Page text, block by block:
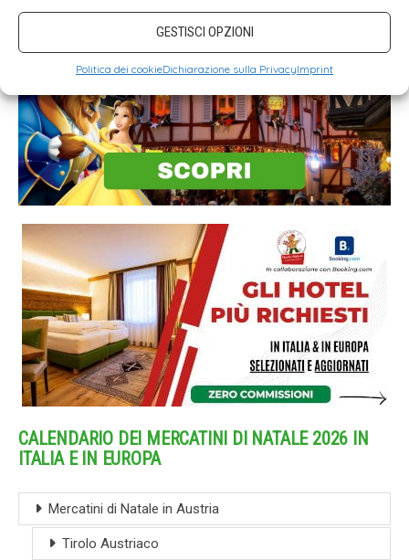
GESTISCI OPZIONI
Politica dei cookieDichiarazione sulla PrivacyImprint
CALENDARIO DEI MERCATINI DI NATALE 2026 IN
ITALIA E IN EUROPA
Mercatini di Natale in Austria
Tirolo Austriaco